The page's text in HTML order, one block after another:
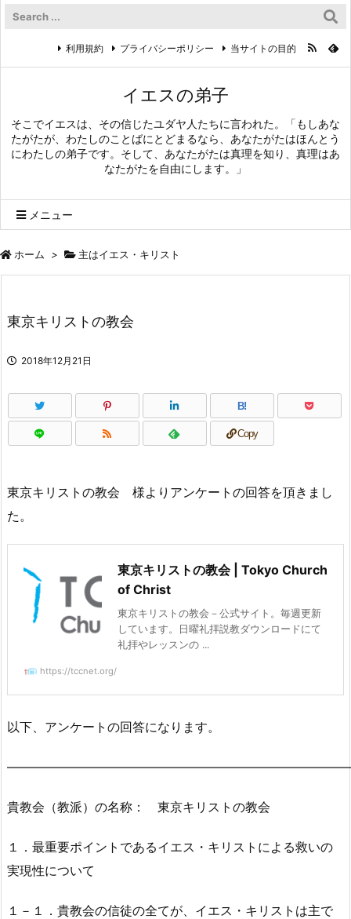
イエスの弟子
そこでイエスは、その信じたユダヤ人たちに言われた。「もしあな
たがたが、わたしのことばにとどまるなら、あなたがたはほんとう
にわたしの弟子です。そして、あなたがたは真理を知り、真理はあ
なたがたを自由にします。」
メニュー
利用規約 プライバシーポリシー 当サイトの目的
ホーム > 主はイエス・キリスト
東京キリストの教会
2018年12月21日
B!
Copy
東京キリストの教会 様よりアンケートの回答を頂きまし
た。
東京キリストの教会 | Tokyo Church
of Christ
東京キリストの教会－公式サイト。毎週更新
しています。日曜礼拝説教ダウンロードにて
礼拝やレッスンの ...
https://tccnet.org/
以下、アンケートの回答になります。
貴教会（教派）の名称： 東京キリストの教会
１．最重要ポイントであるイエス・キリストによる救いの
実現性について
１－１．貴教会の信徒の全てが、イエス・キリストは主で